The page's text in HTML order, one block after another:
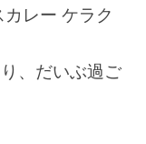
レー ケラク
、だいぶ過ご